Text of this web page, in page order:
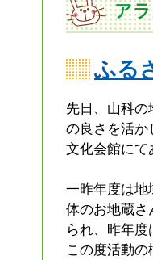
ア
ふる
先日、山科
の良さを活か
文化会館にて
一昨年度は地
体のお地蔵さ
られ、昨年
この度活動